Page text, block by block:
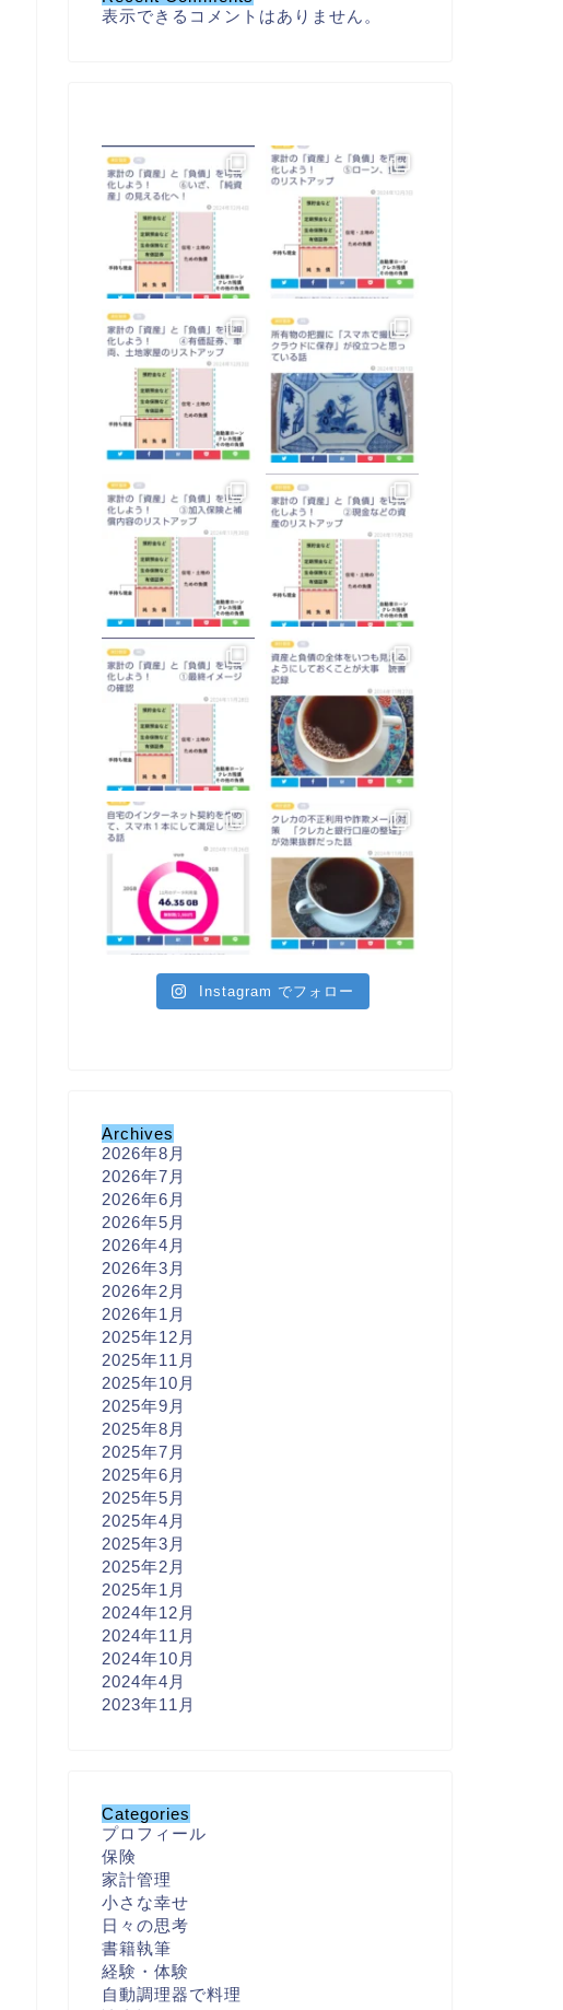
表示できるコメントはありません。
Instagram でフォロー
Archives
2026年8月
2026年7月
2026年6月
2026年5月
2026年4月
2026年3月
2026年2月
2026年1月
2025年12月
2025年11月
2025年10月
2025年9月
2025年8月
2025年7月
2025年6月
2025年5月
2025年4月
2025年3月
2025年2月
2025年1月
2024年12月
2024年11月
2024年10月
2024年4月
2023年11月
Categories
プロフィール
保険
家計管理
小さな幸せ
日々の思考
書籍執筆
経験・体験
自動調理器で料理